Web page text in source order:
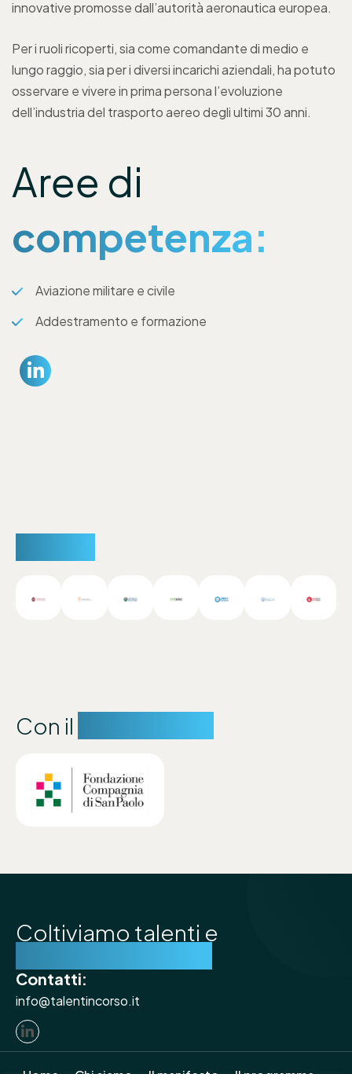
innovative promosse dall’autorità aeronautica europea.
Per i ruoli ricoperti, sia come comandante di medio e
lungo raggio, sia per i diversi incarichi aziendali, ha potuto
osservare e vivere in prima persona l’evoluzione
dell’industria del trasporto aereo degli ultimi 30 anni.
Aree di
competenza:
Aviazione militare e civile
Addestramento e formazione
Con il
Coltiviamo talenti e
Contatti:
info@talentincorso.it